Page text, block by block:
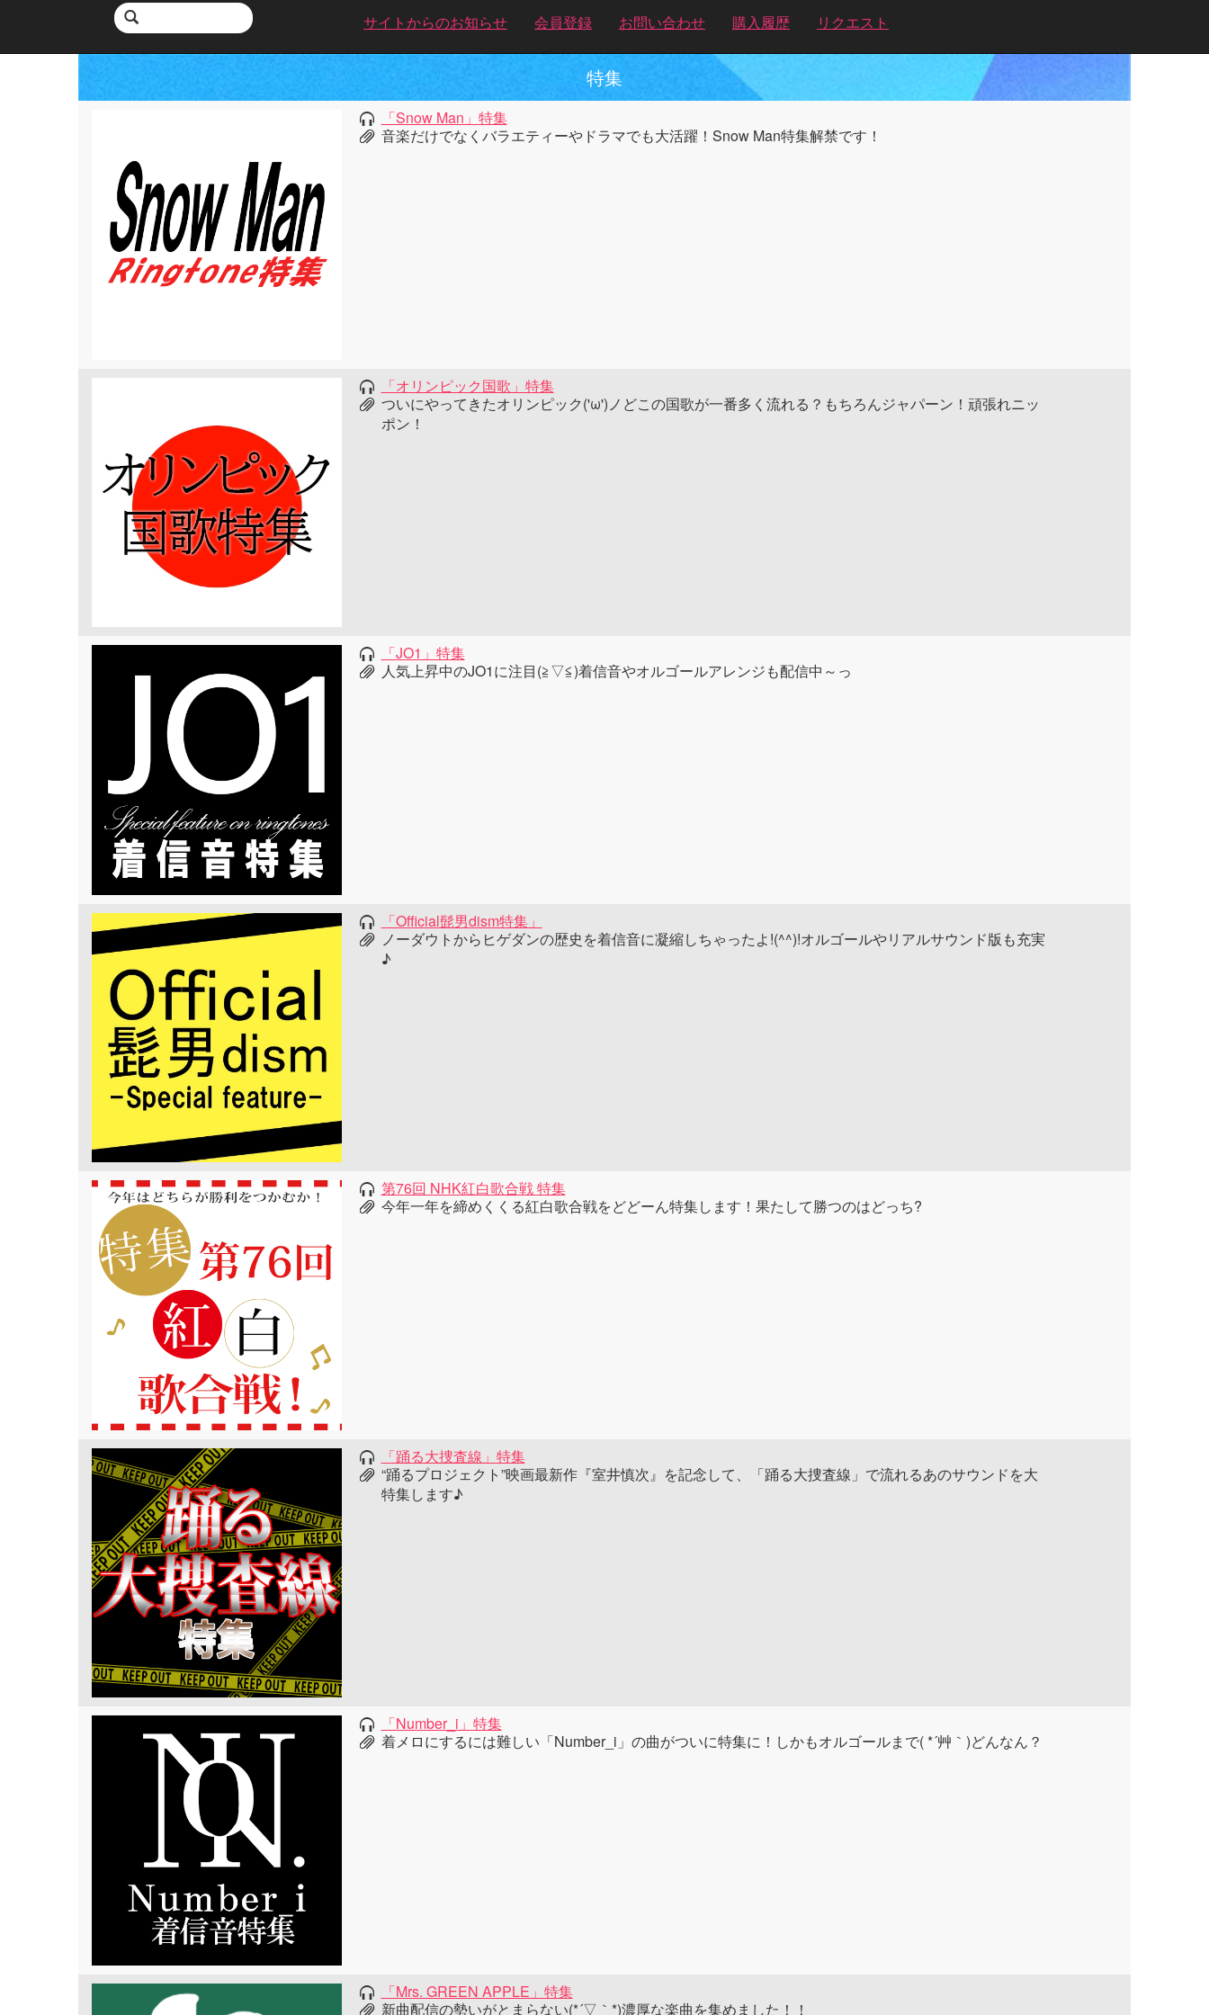
サイトからのお知らせ 会員登録 お問い合わせ 購入履歴 リクエスト
特集
「Snow Man」特集
音楽だけでなくバラエティーやドラマでも大活躍！Snow Man特集解禁です！
「オリンピック国歌」特集
ついにやってきたオリンピック('ω')ノどこの国歌が一番多く流れる？もちろんジャパーン！頑張れニッ
ポン！
「JO1」特集
人気上昇中のJO1に注目(≧▽≦)着信音やオルゴールアレンジも配信中～っ
「Official髭男dism特集」
ノーダウトからヒゲダンの歴史を着信音に凝縮しちゃったよ!(^^)!オルゴールやリアルサウンド版も充実
♪
第76回 NHK紅白歌合戦 特集
今年一年を締めくくる紅白歌合戦をどどーん特集します！果たして勝つのはどっち?
「踊る大捜査線」特集
“踊るプロジェクト”映画最新作『室井慎次』を記念して、「踊る大捜査線」で流れるあのサウンドを大
特集します♪
「Number_i」特集
着メロにするには難しい「Number_i」の曲がついに特集に！しかもオルゴールまで( *´艸｀)どんなん？
「Mrs. GREEN APPLE」特集
新曲配信の勢いがとまらない(*´▽｀*)濃厚な楽曲を集めました！！